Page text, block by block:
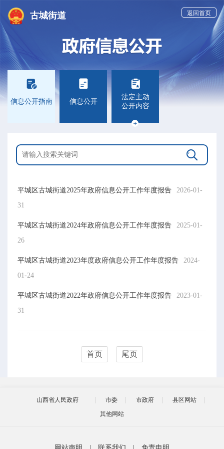
古城街道 返回首页

信息公开指南

信息公开

法定主动
公开内容


平城区古城街道2025年政府信息公开工作年度报告
2026-01-
31
平城区古城街道2024年政府信息公开工作年度报告
2025-01-
26
平城区古城街道2023年度政府信息公开工作年度报告
2024-
01-24
平城区古城街道2022年政府信息公开工作年度报告
2023-01-
31
首页 尾页
山西省人民政府 市委 市政府
县区网站
其他网站